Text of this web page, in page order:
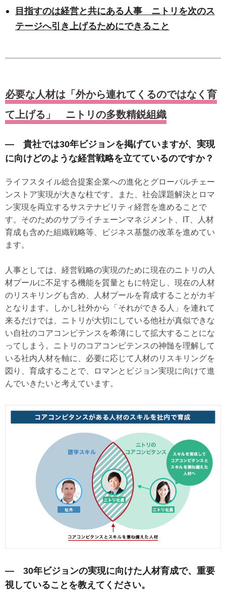
目指すのは経営と共にある人事 ニトリを次のス
テージへ引き上げるためにできること
必要な人材は「外から連れてくるのではなく育
て上げる」 ニトリの多数精鋭組織
― 貴社では30年ビジョンを掲げていますが、実現
に向けどのような経営戦略を立てているのですか？
ライフスタイル総合提案企業への進化とグローバルチェー
ンストア実現が大きな柱です。また、社会課題解決とロマ
ン実現を両立するサステナビリティ経営を進めることで
す。そのためのサプライチェーンマネジメント、IT、人材
育成も含めた組織戦略等、ビジネス基盤の改革を進めてい
ます。
人事としては、経営戦略の実現のために現在のニトリの人
材プールに不足する機能を質量ともに特定し、現在の人材
のリスキリングも含め、人材プールを育成することがカギ
となります。しかし社外から「それができる人」を連れて
来るだけでは、ニトリが大切にしている他社が真似できな
い自社のコアコンピテンスを希薄にして拡大することにな
ってしまう。ニトリのコアコンピテンスの神髄を理解して
いる社内人材を軸に、必要に応じて人材のリスキリングを
図り、育成することで、ロマンとビジョン実現に向けて進
んでいきたいと考えています。
― 30年ビジョンの実現に向けた人材育成で、重要
視していることを教えてください。